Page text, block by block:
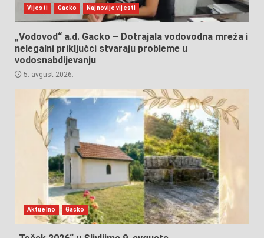
Vijesti Gacko Najnovije vijesti
„Vodovod“ a.d. Gacko – Dotrajala vodovodna mreža i
nelegalni priključci stvaraju probleme u
vodosnabdijevanju
5. avgust 2026.
Aktuelno Gacko